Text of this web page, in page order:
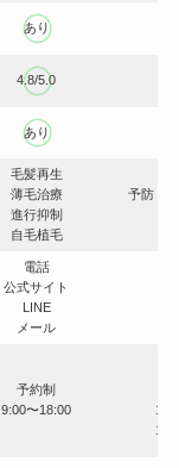
あり
4.8/5.0
あり
毛髪再生
薄毛治療
進行抑制
自毛植毛
予防・
電話
公式サイト
LINE
メール
予約制
9:00〜18:00